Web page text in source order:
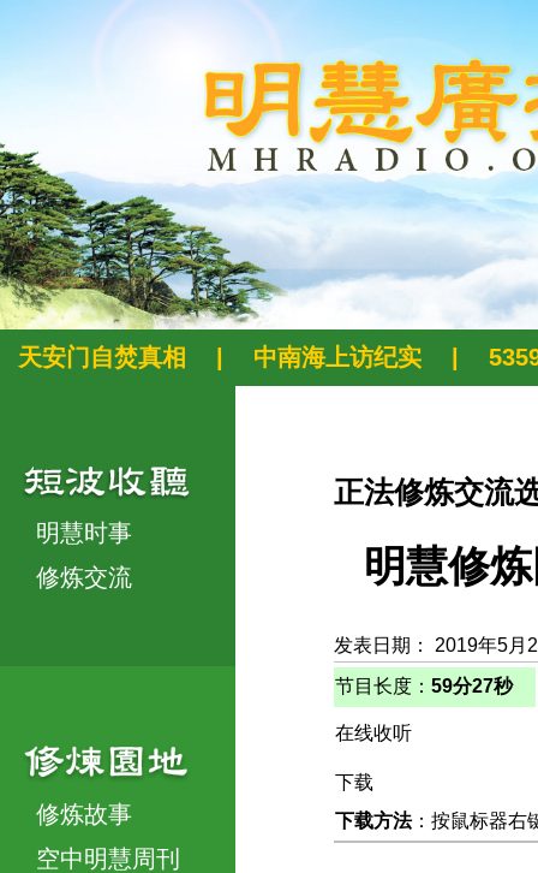
天安门自焚真相 中南海上访纪实
明慧时事
修炼交流
修炼故事
空中明慧周刊
正法修炼交流
明慧修
发表日期： 2019年5月
节目长度： 59分27秒
在线收听
下载
下载方法：按鼠标器右